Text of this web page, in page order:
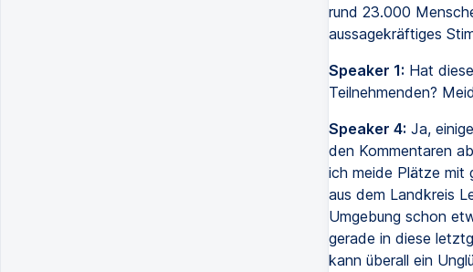
rund 23.000
aussagekräftiges
Speaker 1: Hat
Teilnehmenden?
Speaker 4: Ja,
den Kommentaren
ich meide Plätze mit
aus dem Landkreis
Umgebung schon
gerade in diese
kann überall ein